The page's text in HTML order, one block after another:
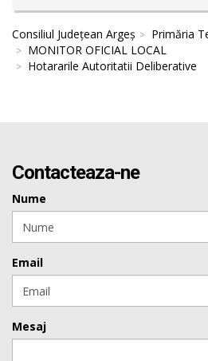
Consiliul Județean Argeș
Primăria
MONITOR OFICIAL LOCAL
Hotararile Autoritatii Deliberative
Contacteaza-ne
Nume
Email
Mesaj